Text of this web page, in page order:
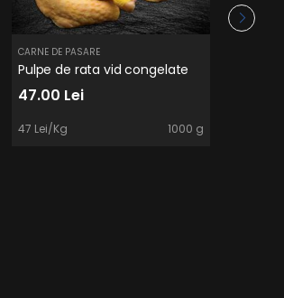
CARNE DE PASARE
Pulpe de rata vid congelate
47.00 Lei
47 Lei/Kg 1000 g